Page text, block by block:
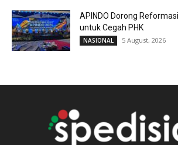
APINDO Dorong
untuk Cegah PHK
NASIONAL 5 August, 2026